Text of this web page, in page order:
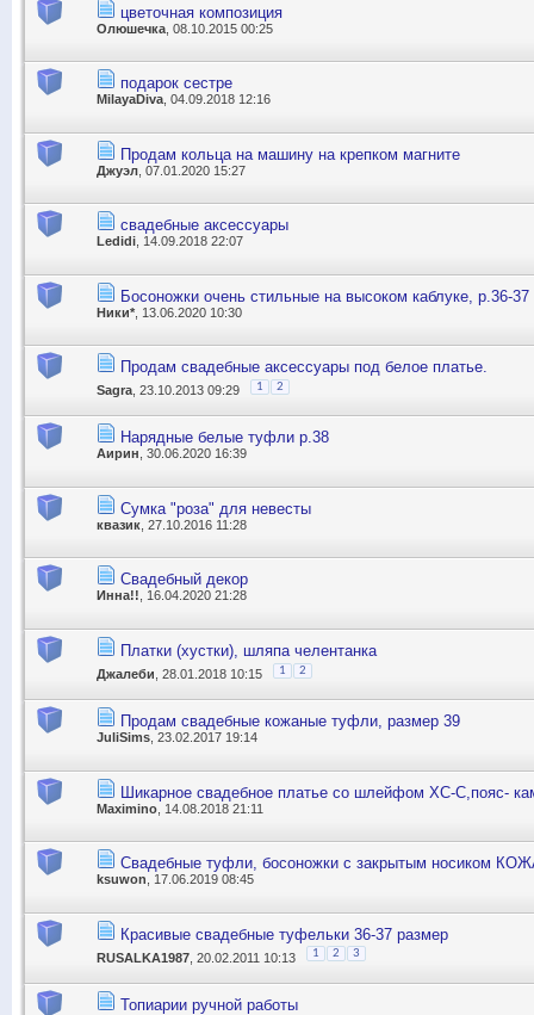
цветочная композиция
Олюшечка , 08.10.2015 00:25
подарок сестре
MilayaDiva , 04.09.2018 12:16
Продам кольца на машину на крепком магните
Джуэл , 07.01.2020 15:27
свадебные аксессуары
Ledidi , 14.09.2018 22:07
Босоножки очень стильные на высоком каблуке, р.36-37
Ники* , 13.06.2020 10:30
Продам свадебные аксессуары под белое платье.
Sagra , 23.10.2013 09:29 1 2
Нарядные белые туфли р.38
Аирин, 30.06.2020 16:39
Сумка "роза" для невесты
квазик , 27.10.2016 11:28
Свадебный декор
Инна!! , 16.04.2020 21:28
Платки (хустки), шляпа челентанка
Джалеби , 28.01.2018 10:15 1 2
Продам свадебные кожаные туфли, размер 39
JuliSims , 23.02.2017 19:14
Шикарное свадебное платье со шлейфом ХС-С,пояс-
Maximino , 14.08.2018 21:11
Свадебные туфли, босоножки с закрытым носиком
ksuwon , 17.06.2019 08:45
Красивые свадебные туфельки 36-37 размер
RUSALKA1987 , 20.02.2011 10:13 1 2 3
Топиарии ручной работы